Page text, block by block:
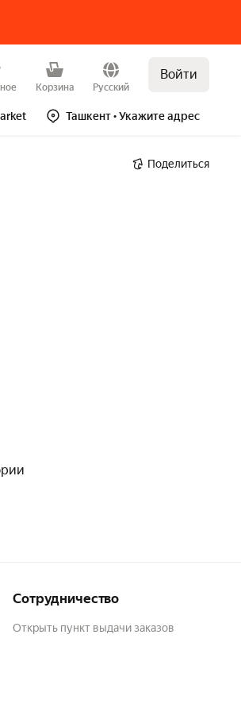
Корзина Русский
Войти
Ташкент• Укажите адрес
Поделиться
Сотрудничество
Открыть пункт выдачи заказов